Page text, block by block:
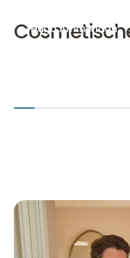
Hugo Ammerlaan